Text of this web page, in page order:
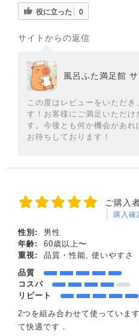
役に立った 0
サイトからの返信
風呂ふた満足館
この度はレビューをいただ
す！お客様にご満足いただけ
す。今後とも何か機会があれ
お待ちしております！
ご購入
購入確
性別:
男性
年齢:
60歳以上〜
重視:
品質・性能, 使いやすさ
品質
コスパ
リピート
2つを組み合わせて使っていま
て快適です．